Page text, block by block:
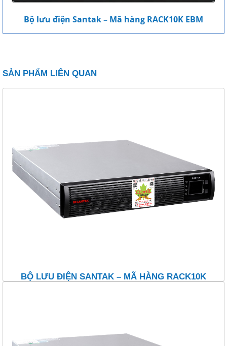
Bộ lưu điện Santak – Mã hàng RACK10K EBM
SẢN PHẨM LIÊN QUAN
BỘ LƯU ĐIỆN SANTAK – MÃ HÀNG RACK10K